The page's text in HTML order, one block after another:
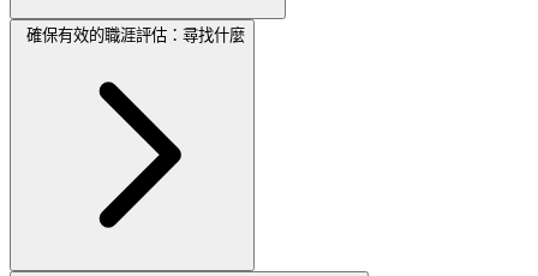
確保有效的職涯評估：尋找什麼